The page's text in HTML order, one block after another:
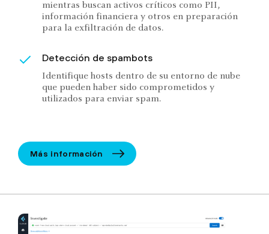
mientras buscan activos críticos como PII,
información financiera y otros en preparación
para la exfiltración de datos.
Detección de spambots
Identifique hosts dentro de su entorno de nube
que pueden haber sido comprometidos y
utilizados para enviar spam.
Más información